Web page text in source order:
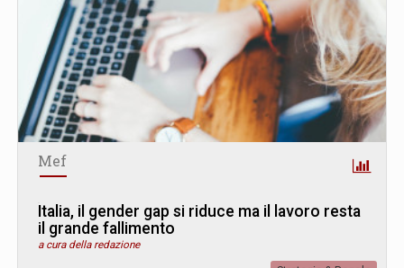
Mef
Italia, il gender gap si riduce ma il lavoro resta
il grande fallimento
a cura della redazione